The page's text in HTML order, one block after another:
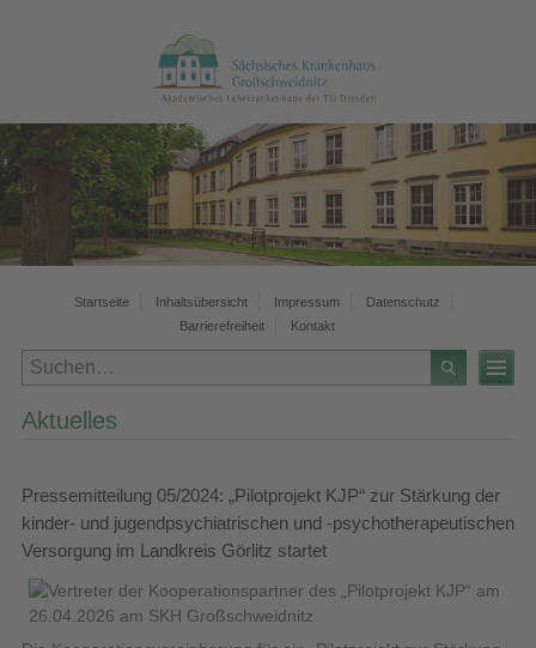
Startseite Inhaltsübersicht Impressum
Datenschutz
Barrierefreiheit
Kontakt
Aktuelles
Pressemitteilung 05/2024: „Pilotprojekt KJP“ zur Stärkung der
kinder- und jugendpsychiatrischen und -psychotherapeutischen
Versorgung im Landkreis Görlitz startet